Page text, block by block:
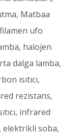
Matbaa
ufo
halojen
dalga lamba,
ısıtıcı,
rezistans,
infrared
elektrikli soba,